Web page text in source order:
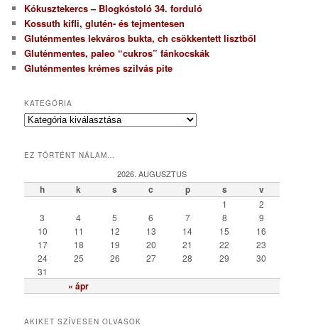
Kókusztekercs – Blogkóstoló 34. forduló
Kossuth kifli, glutén- és tejmentesen
Gluténmentes lekváros bukta, ch csökkentett lisztből
Gluténmentes, paleo “cukros” fánkocskák
Gluténmentes krémes szilvás pite
KATEGÓRIA
K
e
ó
r
EZ TÖRTÉNT NÁLAM…
2026. AUGUSZTUS
h k s c p s v
« ápr
1
2
3
4 5 6 7 8
9
10
11 12 13 14 15
16
17
18 19 20 21 22
23
24
25 26 27 28 29
30
31
AKIKET SZÍVESEN OLVASOK